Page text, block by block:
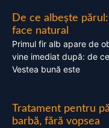
De ce albește
face natural
Primul fir alb apare de
vine imediat după: de
Vestea bună este
Tratament pentru
barbă, fără vopsea